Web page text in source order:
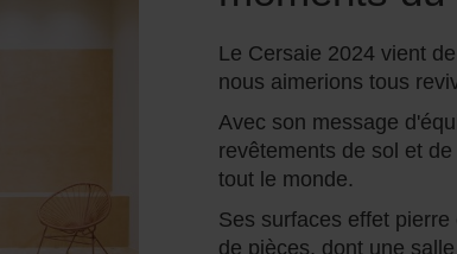
Le Cersaie 2024 vient
nous aimerions tous
Avec son message
revêtements de sol et
tout le monde.
Ses surfaces effet
de pièces, dont une